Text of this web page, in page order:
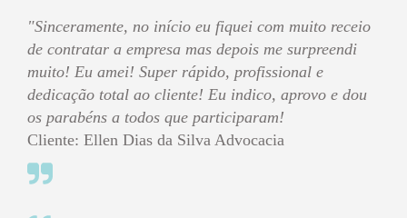
"Sinceramente, no início eu fiquei com muito receio
de contratar a empresa mas depois me surpreendi
muito! Eu amei! Super rápido, profissional e
dedicação total ao cliente! Eu indico, aprovo e dou
os parabéns a todos que participaram!
Cliente: Ellen Dias da Silva Advocacia